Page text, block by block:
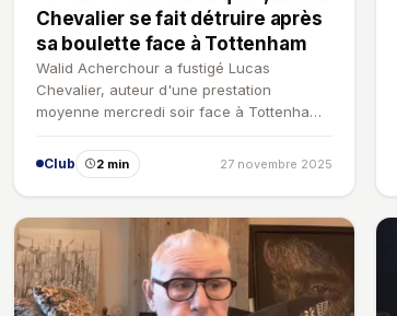
Chevalier se fait détruire après
sa boulette face à Tottenham
Walid Acherchour a fustigé Lucas
Chevalier, auteur d'une prestation
moyenne mercredi soir face à Tottenham
Club 2 min 27 novembre 2025